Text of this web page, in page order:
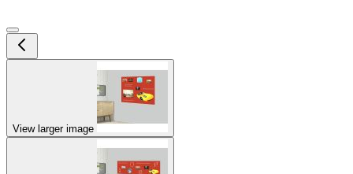
View larger image